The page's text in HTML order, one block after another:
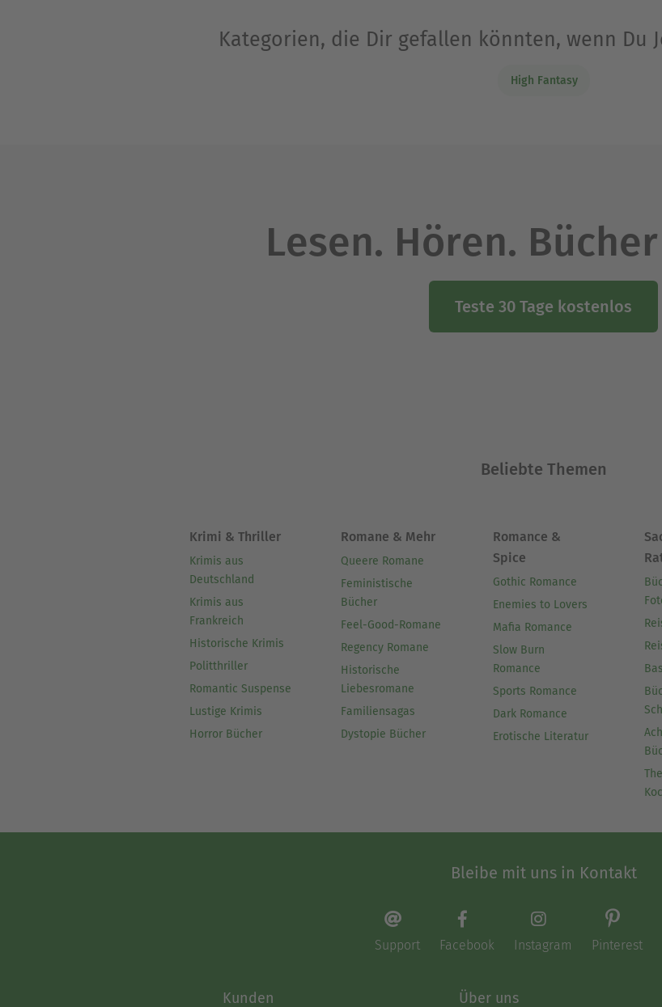
Kategorien, die Dir gefallen könnten, wenn Du
High Fantasy
Lesen. Hören.
Teste 30 Tage kostenlos
Beliebte Themen
Krimi & Thriller
Krimis aus
Deutschland
Krimis aus
Frankreich
Historische Krimis
Politthriller
Romantic Suspense
Lustige Krimis
Horror Bücher
Romane & Mehr
Queere Romane
Feministische
Bücher
Feel-Good-Romane
Regency Romane
Historische
Liebesromane
Familiensagas
Dystopie Bücher
Romance &
Spice
Gothic Romance
Enemies to Lovers
Mafia Romance
Slow Burn
Romance
Sports Romance
Dark Romance
Erotische Literatur
Bleibe mit uns in Kontakt
Support Facebook Instagram Pinterest
Kunden Über uns